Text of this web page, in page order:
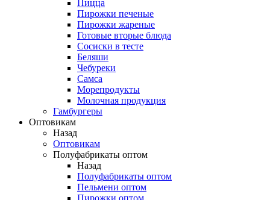
Пицца
Пирожки печеные
Пирожки жареные
Готовые вторые блюда
Сосиски в тесте
Беляши
Чебуреки
Самса
Морепродукты
Молочная продукция
Гамбургеры
Оптовикам
Назад
Оптовикам
Полуфабрикаты оптом
Назад
Полуфабрикаты оптом
Пельмени оптом
Пирожки оптом